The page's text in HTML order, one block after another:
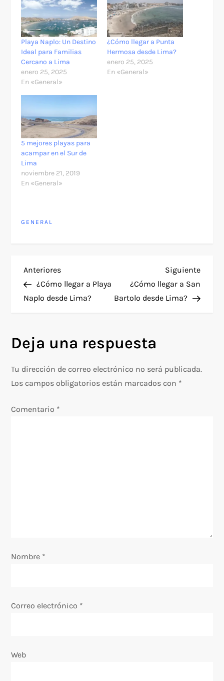
Playa Naplo: Un Destino
Ideal para Familias
Cercano a Lima
enero 25, 2025
En «General»
¿Cómo llegar a Punta
Hermosa desde Lima?
enero 25, 2025
En «General»
5 mejores playas para
acampar en el Sur de
Lima
noviembre 21, 2019
En «General»
GENERAL
N
a
e
g
a
c
e
t
a
Entrada
anterior
Anteriores
¿Cómo llegar a Playa
Naplo desde Lima?
Siguiente
¿Cómo llegar a San
Bartolo desde Lima?
Deja una respuesta
Tu dirección de correo electrónico no será publicada.
Los campos obligatorios están marcados con *
Comentario *
Nombre *
Correo electrónico *
Web